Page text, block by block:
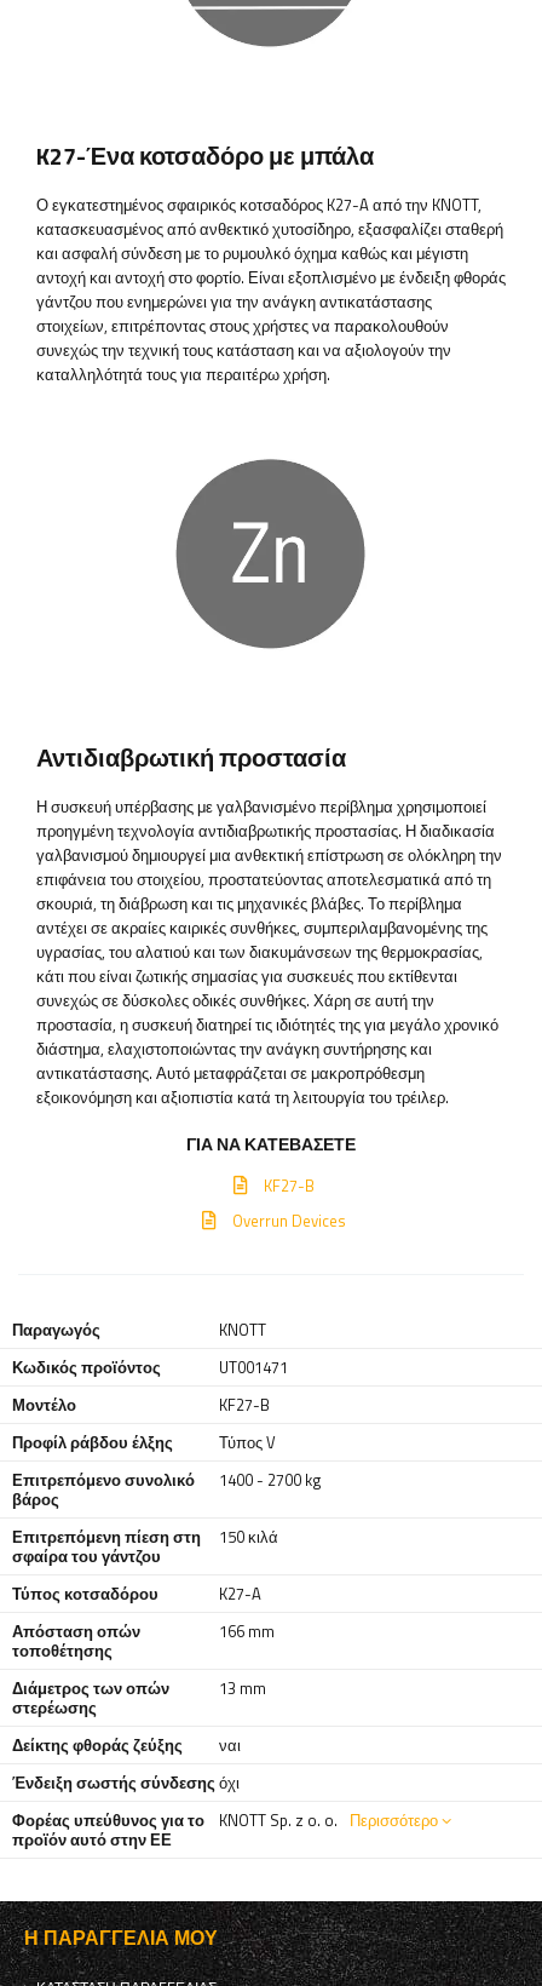
K27-Ένα κοτσαδόρο με μπάλα
Ο εγκατεστημένος σφαιρικός κοτσαδόρος K27-A από την KNOTT,
κατασκευασμένος από ανθεκτικό χυτοσίδηρο, εξασφαλίζει σταθερή
και ασφαλή σύνδεση με το ρυμουλκό όχημα καθώς και μέγιστη
αντοχή και αντοχή στο φορτίο. Είναι εξοπλισμένο με ένδειξη φθοράς
γάντζου που ενημερώνει για την ανάγκη αντικατάστασης
στοιχείων, επιτρέποντας στους χρήστες να παρακολουθούν
συνεχώς την τεχνική τους κατάσταση και να αξιολογούν την
καταλληλότητά τους για περαιτέρω χρήση.
Αντιδιαβρωτική προστασία
Η συσκευή υπέρβασης με γαλβανισμένο περίβλημα χρησιμοποιεί
προηγμένη τεχνολογία αντιδιαβρωτικής προστασίας. Η διαδικασία
γαλβανισμού δημιουργεί μια ανθεκτική επίστρωση σε ολόκληρη την
επιφάνεια του στοιχείου, προστατεύοντας αποτελεσματικά από τη
σκουριά, τη διάβρωση και τις μηχανικές βλάβες. Το περίβλημα
αντέχει σε ακραίες καιρικές συνθήκες, συμπεριλαμβανομένης της
υγρασίας, του αλατιού και των διακυμάνσεων της θερμοκρασίας,
κάτι που είναι ζωτικής σημασίας για συσκευές που εκτίθενται
συνεχώς σε δύσκολες οδικές συνθήκες. Χάρη σε αυτή την
προστασία, η συσκευή διατηρεί τις ιδιότητές της για μεγάλο χρονικό
διάστημα, ελαχιστοποιώντας την ανάγκη συντήρησης και
αντικατάστασης. Αυτό μεταφράζεται σε μακροπρόθεσμη
εξοικονόμηση και αξιοπιστία κατά τη λειτουργία του τρέιλερ.
ΓΙΑ ΝΑ ΚΑΤΕΒΆΣΕΤΕ
KF27-B
Overrun Devices
Παραγωγός
KNOTT
Κωδικός προϊόντος
UT001471
Μοντέλο
KF27-B
Προφίλ ράβδου έλξης
Τύπος V
Επιτρεπόμενο συνολικό
βάρος
1400 - 2700 kg
Επιτρεπόμενη πίεση στη
σφαίρα του γάντζου
150 κιλά
Τύπος κοτσαδόρου
K27-A
Απόσταση οπών
τοποθέτησης
166 mm
Διάμετρος των οπών
στερέωσης
13 mm
Δείκτης φθοράς ζεύξης
ναι
Ένδειξη σωστής σύνδεσης όχι
Φορέας υπεύθυνος για το
προϊόν αυτό στην ΕΕ
KNOTT Sp. z o. o. Περισσότερο
Η ΠΑΡΑΓΓΕΛΊΑ ΜΟΥ